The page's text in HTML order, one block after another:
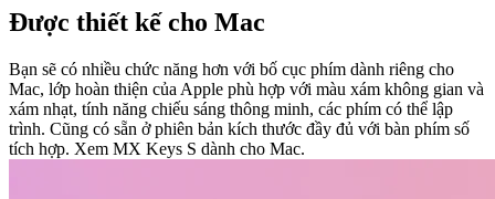
Được thiết kế cho Mac
Bạn sẽ có nhiều chức năng hơn với bố cục phím dành riêng cho
Mac, lớp hoàn thiện của Apple phù hợp với màu xám không gian và
xám nhạt, tính năng chiếu sáng thông minh, các phím có thể lập
trình. Cũng có sẵn ở phiên bản kích thước đầy đủ với bàn phím số
tích hợp. Xem MX Keys S dành cho Mac.